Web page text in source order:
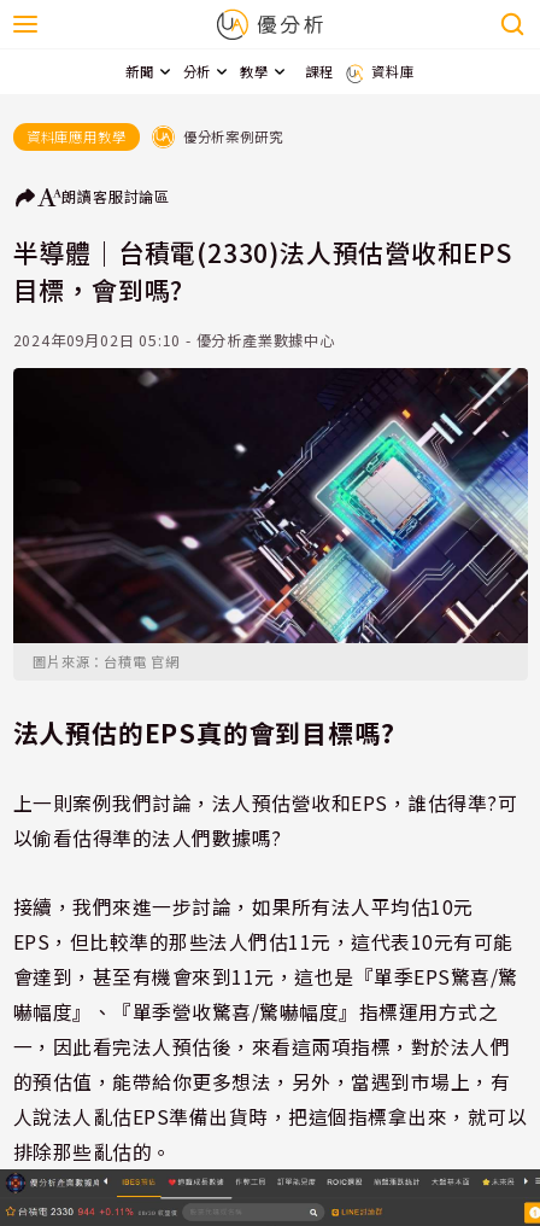
新聞 分析 教學 課程 資料庫
資料庫應用教學 優分析案例研究
朗讀客服討論區
半導體｜台積電(2330)法人預估營收和EPS
目標，會到嗎?
2024年09月02日 05:10 - 優分析產業數據中心
圖片來源：台積電 官網
法人預估的EPS真的會到目標嗎?
上一則案例我們討論，法人預估營收和EPS，誰估得準?可
以偷看估得準的法人們數據嗎?
接續，我們來進一步討論，如果所有法人平均估10元
EPS，但比較準的那些法人們估11元，這代表10元有可能
會達到，甚至有機會來到11元，這也是『單季EPS驚喜/驚
嚇幅度』、『單季營收驚喜/驚嚇幅度』指標運用方式之
一，因此看完法人預估後，來看這兩項指標，對於法人們
的預估值，能帶給你更多想法，另外，當遇到市場上，有
人說法人亂估EPS準備出貨時，把這個指標拿出來，就可以
排除那些亂估的。